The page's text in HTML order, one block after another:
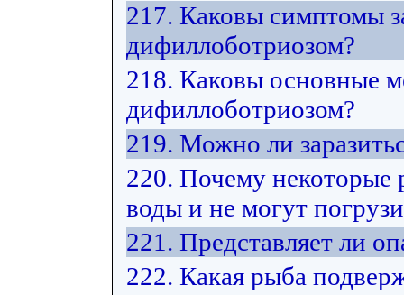
217. Каковы симптомы
дифиллоботриозом?
218. Каковы основные
дифиллоботриозом?
219. Можно ли
220. Почему некоторые
воды и не могут
221. Представляет ли
222. Какая рыба